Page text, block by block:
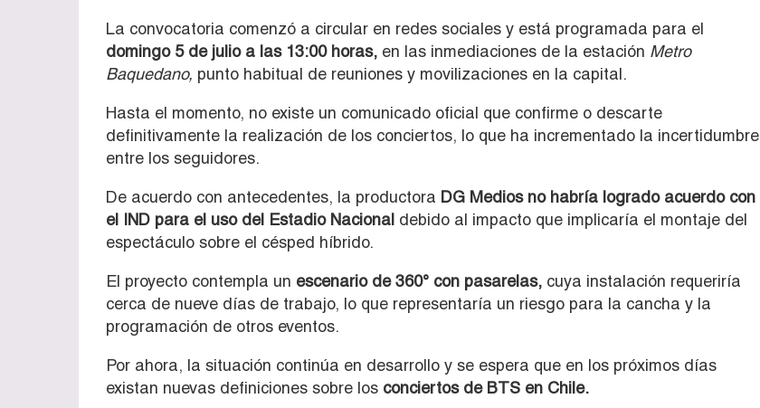
La convocatoria comenzó a circular en redes sociales y está programada para el
domingo 5 de julio a las 13:00 horas, en las inmediaciones de la estación Metro
Baquedano, punto habitual de reuniones y movilizaciones en la capital.
Hasta el momento, no existe un comunicado oficial que confirme o descarte
definitivamente la realización de los conciertos, lo que ha incrementado la incertidumbre
entre los seguidores.
De acuerdo con antecedentes, la productora DG Medios no habría logrado acuerdo con
el IND para el uso del Estadio Nacional debido al impacto que implicaría el montaje del
espectáculo sobre el césped híbrido.
El proyecto contempla un escenario de 360° con pasarelas, cuya instalación requeriría
cerca de nueve días de trabajo, lo que representaría un riesgo para la cancha y la
programación de otros eventos.
Por ahora, la situación continúa en desarrollo y se espera que en los próximos días
existan nuevas definiciones sobre los conciertos de BTS en Chile.